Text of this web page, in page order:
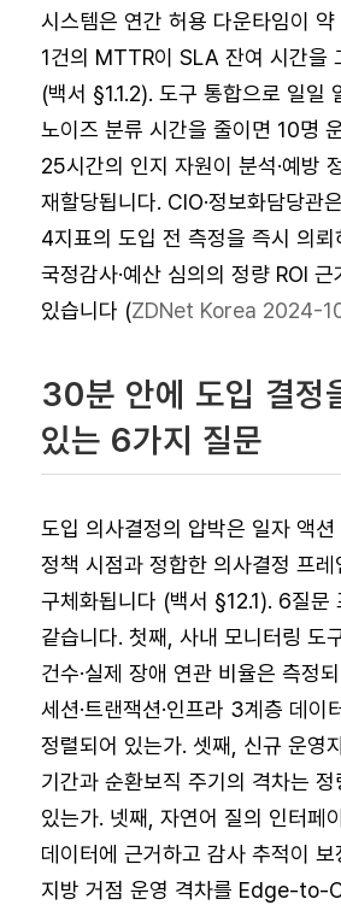
시스템은 연간 허용 다운타임이
1건의 MTTR이 SLA 잔여 시간을
(백서 §1.1.2). 도구 통합으로 일일
노이즈 분류 시간을 줄이면 10명
25시간의 인지 자원이 분석·예방
재할당됩니다. CIO·정보화담당관
4지표의 도입 전 측정을 즉시 의뢰
국정감사·예산 심의의 정량 ROI
있습니다 (ZDNet Korea 2024-
30분 안에 도입 결정
있는 6가지 질문
도입 의사결정의 압박은 일자 액
정책 시점과 정합한 의사결정 프레
구체화됩니다 (백서 §12.1). 6질문
같습니다. 첫째, 사내 모니터링 도
건수·실제 장애 연관 비율은 측정
세션·트랜잭션·인프라 3계층 데이
정렬되어 있는가. 셋째, 신규 운영
기간과 순환보직 주기의 격차는 정
있는가. 넷째, 자연어 질의 인터페
데이터에 근거하고 감사 추적이 보
지방 거점 운영 격차를 Edge-to-